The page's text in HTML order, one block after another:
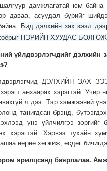
дамжлагатай юм
даваа, асуудал бүрийг
Бид дэлхийн зах зээл
НЭРИЙН ХУУДАС БОЛГОЖ
үйлдвэрлэгчдийг дэлхийн
ДЭЛХИЙН ЗАХ
анхаарах хэрэгтэй. Учир
л дээ. Тэр хэмжээний
танигдсан брэнд,
үнэ үйлчилгээ зэргийг
хэрэгтэй. Хэрвээ тухайн
өөрөө хөгжиж, өсдөг
ярилцсанд баярлалаа.